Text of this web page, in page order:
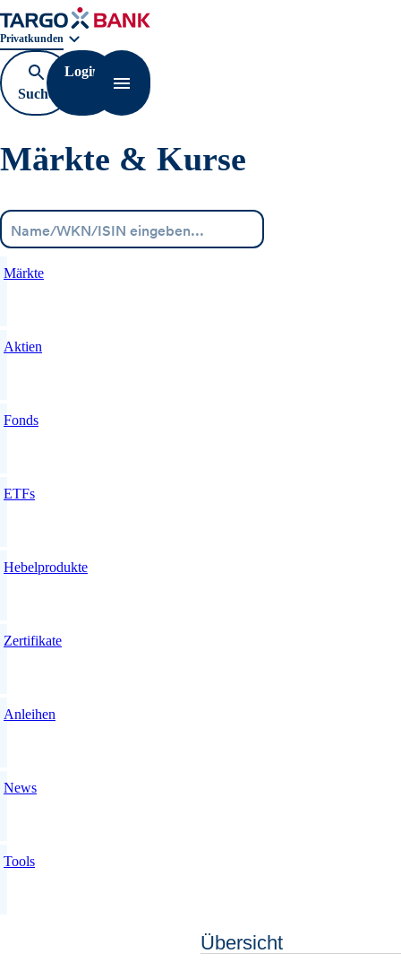
Geschäftsbereichnavigation. Aktuelle Auswahl:
Privatkunden
Suche
öffnen
Login
Navigation öffnen
Märkte & Kurse
Märkte
Aktien
Fonds
ETFs
Hebelprodukte
Zertifikate
Anleihen
News
Tools
Übersicht